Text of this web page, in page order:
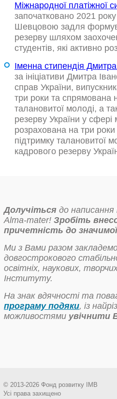
Міжнародної
започатковано 2021
Шевцовою задля
резерву шляхом
студентів, які активно
Іменна стипендія
за ініціативи Дмитра
справ України,
три роки та спрямована
талановитої молоді, а
резерву України у
розрахована на три
підтримку талановитої
кадрового резерву
Долучіться до написання
Аlma-mater! Зробіть
причетність до значимої
Ми з Вами разом
довгострокового
освітніх, наукових,
Інституту.
На знак вдячності та
програму подяки, із
можливостями увічнити
© 2013-2026 Фонд розвитку ІМВ
Усі права захищено